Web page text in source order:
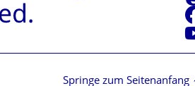
Springe zum Seitenanfang